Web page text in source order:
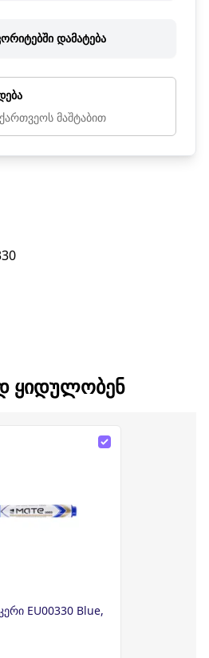
დამატება
მაშტაბით
ᲧᲘᲓᲣᲚᲝᲑᲔᲜ
EU00330 Blue,